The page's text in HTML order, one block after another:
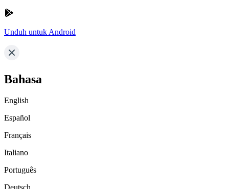
Unduh untuk Android
Bahasa
English
Español
Français
Italiano
Português